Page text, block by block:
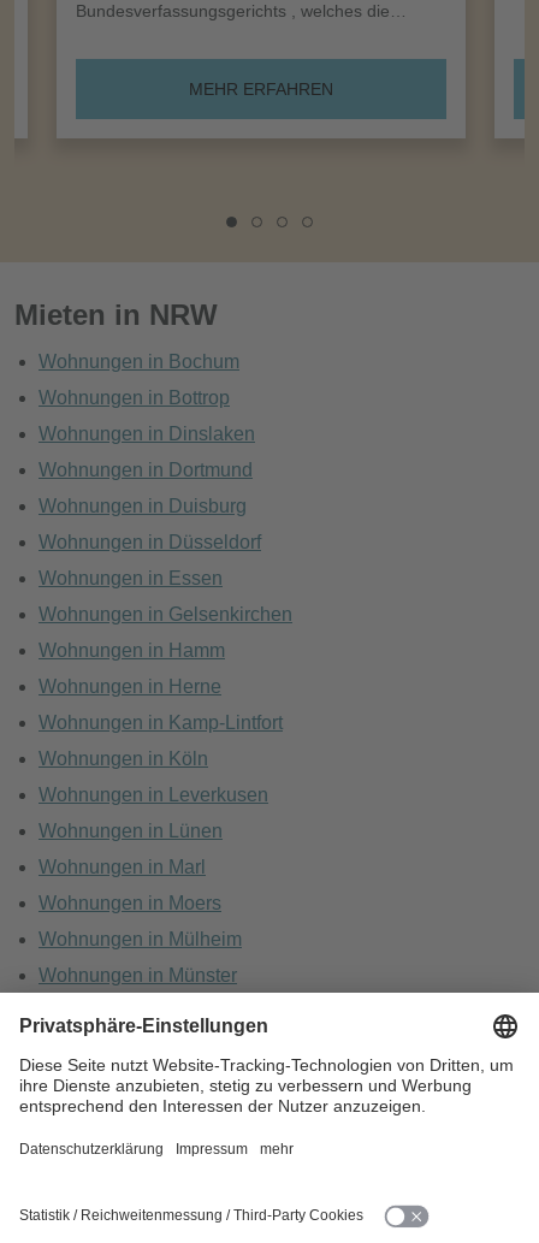
Bundesverfassungsgerichts , welches die…
MEHR ERFAHREN
Mieten in NRW
Wohnungen in Bochum
Wohnungen in Bottrop
Wohnungen in Dinslaken
Wohnungen in Dortmund
Wohnungen in Duisburg
Wohnungen in Düsseldorf
Wohnungen in Essen
Wohnungen in Gelsenkirchen
Wohnungen in Hamm
Wohnungen in Herne
Wohnungen in Kamp-Lintfort
Wohnungen in Köln
Wohnungen in Leverkusen
Wohnungen in Lünen
Wohnungen in Marl
Wohnungen in Moers
Wohnungen in Mülheim
Wohnungen in Münster
HOME KARRIERE
BARRIEREFREIHEIT IMPRESSUM